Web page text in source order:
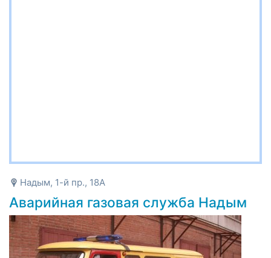
Надым, 1-й пр., 18А
Аварийная газовая служба Надым